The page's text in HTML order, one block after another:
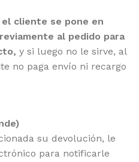
cliente se pone en
al pedido para
y si luego no le sirve, al
no paga envío ni recargo
su devolución, le
para notificarle